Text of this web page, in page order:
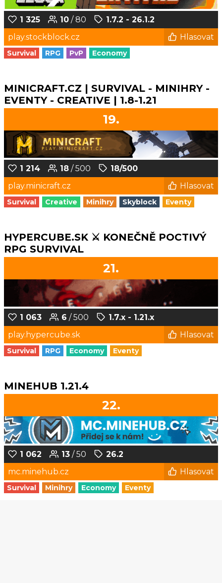
1 325 10 / 80
1.7.2 - 26.1.2
play.stockblock.cz
Hlasovat
Survival RPG PvP Economy
MINICRAFT.CZ | SURVIVAL - MINIHRY -
EVENTY - CREATIVE | 1.8-1.21
19.
1 214 18 / 500
18/500
play.minicraft.cz
Hlasovat
Survival Creative Minihry Skyblock Eventy
HYPERCUBE.SK ⚔️ KONEČNĚ POCTIVÝ
RPG SURVIVAL
21.
1 063 6 / 500
1.7.x - 1.21.x
play.hypercube.sk
Hlasovat
Survival RPG Economy Eventy
MINEHUB 1.21.4
22.
1 062 13 / 50
26.2
mc.minehub.cz
Hlasovat
Survival Minihry Economy Eventy